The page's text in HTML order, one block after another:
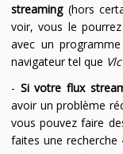
streaming(hors
voir, vous le
avec un
navigateur tel que Vlc
- Si votre flux
avoir un problème
vous pouvez faire
faites une recherche